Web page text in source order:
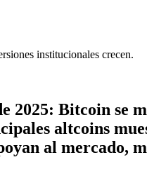
institucionales crecen.
2025: Bitcoin se
altcoins
al mercado,